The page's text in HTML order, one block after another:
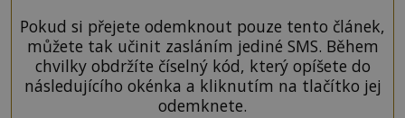
Pokud si přejete odemknout pouze tento článek,
můžete tak učinit zasláním jediné SMS. Během
chvilky obdržíte číselný kód, který opíšete do
následujícího okénka a kliknutím na tlačítko jej
odemknete.